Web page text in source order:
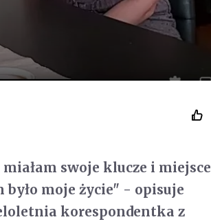
swoje klucze i miejsce
moje życie" - opisuje
korespondentka z